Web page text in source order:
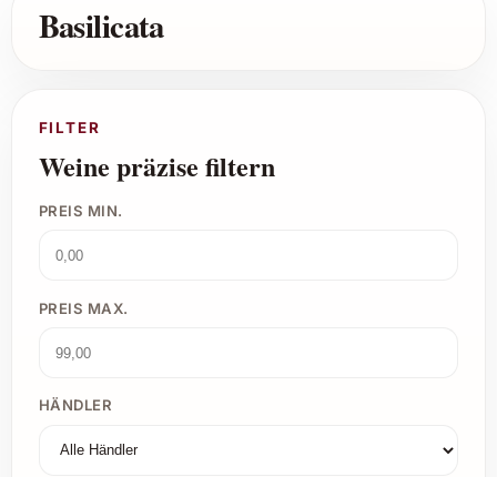
Basilicata
FILTER
Weine präzise filtern
PREIS MIN.
PREIS MAX.
HÄNDLER